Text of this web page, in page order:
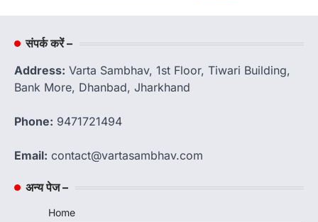
संपर्क करें –
Address: Varta Sambhav, 1st Floor, Tiwari Building,
Bank More, Dhanbad, Jharkhand
Phone: 9471721494
Email: contact@vartasambhav.com
अन्य पेज –
Home